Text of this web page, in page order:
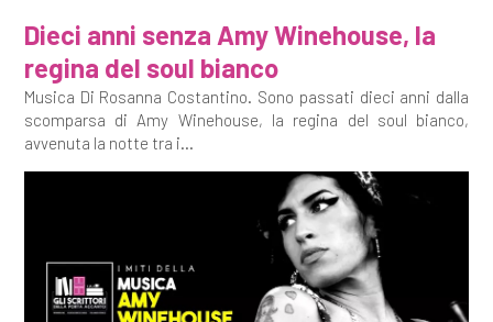
Dieci anni senza Amy Winehouse, la
regina del soul bianco
Musica Di Rosanna Costantino. Sono passati dieci anni dalla
scomparsa di Amy Winehouse, la regina del soul bianco,
avvenuta la notte tra i...